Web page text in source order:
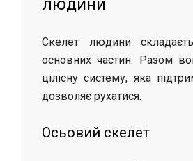
людини
Скелет людини
основних частин. Разом
цілісну систему, яка
дозволяє рухатися.
Осьовий скелет